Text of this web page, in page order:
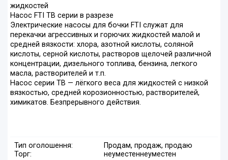
жидкостей
Насос FTI TB серии в разрезе
Электрические насосы для бочки FTI служат для
перекачки агрессивных и горючих жидкостей малой и
средней вязкости: хлора, азотной кислоты, соляной
кислоты, серной кислоты, растворов щелочей различной
концентрации, дизельного топлива, бензина, легкого
масла, растворителей и т.п.
Насос серии TB — лёгкого веса для жидкостей с низкой
вязкостью, средней корозионностью, растворителей,
химикатов. Безпрерывного действия.
Тип оголошення:
Продам, продаж, продаю
Торг:
неуместеннеуместен